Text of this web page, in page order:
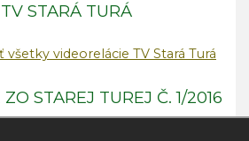
STARÁ TURÁ
videorelácie TV Stará Turá
STAREJ TUREJ Č. 1/2016